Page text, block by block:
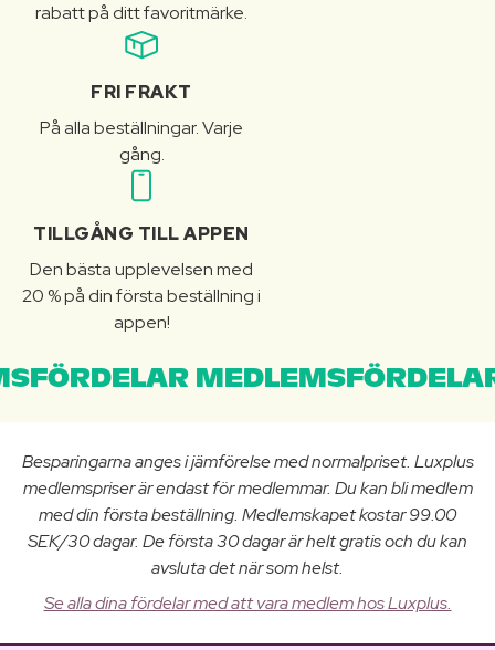
rabatt på ditt favoritmärke.
FRI FRAKT
På alla beställningar. Varje
gång.
TILLGÅNG TILL APPEN
Den bästa upplevelsen med
20 % på din första beställning i
appen!
Besparingarna anges i jämförelse med normalpriset. Luxplus
medlemspriser är endast för medlemmar. Du kan bli medlem
med din första beställning. Medlemskapet kostar 99.00
SEK/30 dagar. De första 30 dagar är helt gratis och du kan
avsluta det när som helst.
Se alla dina fördelar med att vara medlem hos Luxplus.